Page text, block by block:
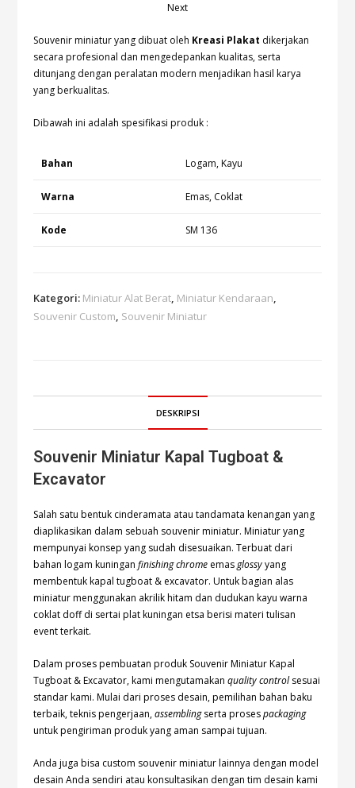
Next
Souvenir miniatur yang dibuat oleh Kreasi Plakat dikerjakan
secara profesional dan mengedepankan kualitas, serta
ditunjang dengan peralatan modern menjadikan hasil karya
yang berkualitas.
Dibawah ini adalah spesifikasi produk :
Bahan Logam, Kayu
Warna Emas, Coklat
Kode SM 136
Kategori: Miniatur Alat Berat, Miniatur Kendaraan,
Souvenir Custom, Souvenir Miniatur
DESKRIPSI
Souvenir Miniatur Kapal Tugboat &
Excavator
Salah satu bentuk cinderamata atau tandamata kenangan yang
diaplikasikan dalam sebuah souvenir miniatur. Miniatur yang
mempunyai konsep yang sudah disesuaikan. Terbuat dari
bahan logam kuninganfinishing chrome emasglossyyang
membentuk kapal tugboat & excavator. Untuk bagian alas
miniatur menggunakan akrilik hitam dan dudukan kayu warna
coklat doff di sertai plat kuningan etsa berisi materi tulisan
event terkait.
Dalam proses pembuatan produk Souvenir Miniatur Kapal
Tugboat & Excavator, kami mengutamakanquality controlsesuai
standar kami. Mulai dari proses desain, pemilihan bahan baku
terbaik, teknis pengerjaan,assemblingserta prosespackaging
untuk pengiriman produk yang aman sampai tujuan.
Anda juga bisa custom souvenir miniatur lainnya dengan model
desain Anda sendiri atau konsultasikan dengan tim desain kami